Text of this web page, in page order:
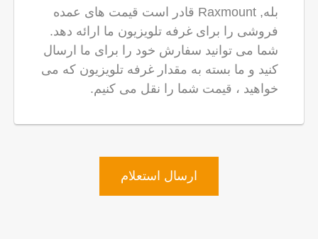
بله, Raxmount قادر است قیمت های عمده
فروشی را برای غرفه تلویزیون ما ارائه دهد.
شما می توانید سفارش خود را برای ما ارسال
کنید و ما بسته به مقدار غرفه تلویزیون که می
خواهید ، قیمت شما را نقل می کنیم.
ارسال استعلام